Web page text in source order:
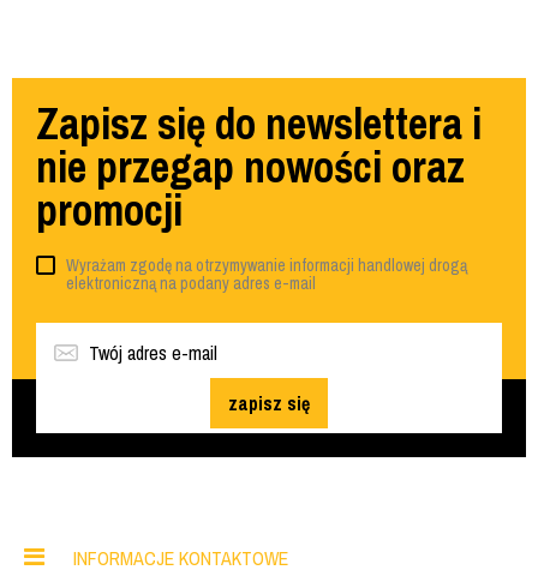
Zapisz się do newslettera i
nie przegap nowości oraz
promocji
Wyrażam zgodę na otrzymywanie informacji handlowej drogą
elektroniczną na podany adres e-mail
zapisz się
INFORMACJE KONTAKTOWE